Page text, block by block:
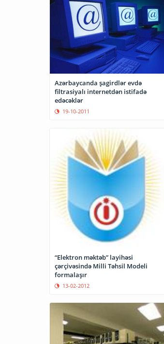
Azərbaycanda şagirdlər evdə
filtrasiyalı internetdən istifadə
edəcəklər
19-10-2011
“Elektron məktəb” layihəsi
çərçivəsində Milli Təhsil Modeli
formalaşır
13-02-2012